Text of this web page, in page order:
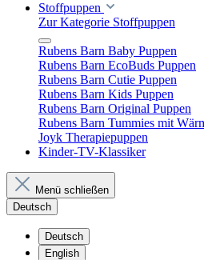
Stoffpuppen
Zur Kategorie Stoffpuppen
Rubens Barn Baby Puppen
Rubens Barn EcoBuds Puppen
Rubens Barn Cutie Puppen
Rubens Barn Kids Puppen
Rubens Barn Original Puppen
Rubens Barn Tummies mit
Joyk Therapiepuppen
Kinder-TV-Klassiker
Menü schließen
Deutsch
Deutsch
English